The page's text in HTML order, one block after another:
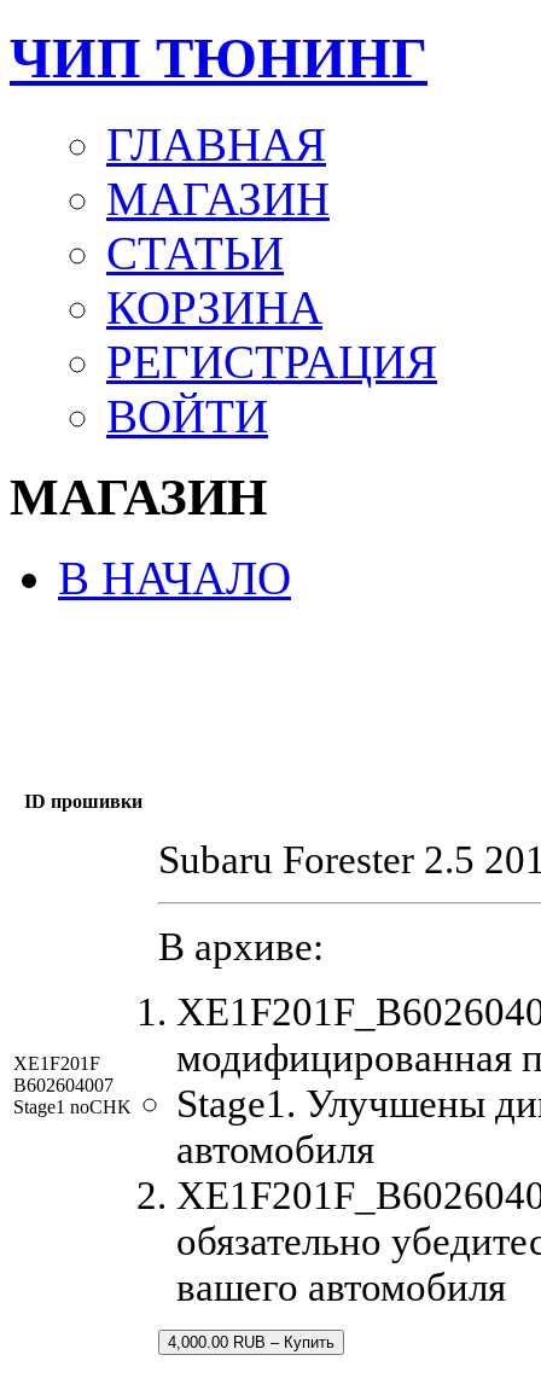
ЧИП ТЮНИНГ
ГЛАВНАЯ
МАГАЗИН
СТАТЬИ
КОРЗИНА
РЕГИСТРАЦИЯ
ВОЙТИ
МАГАЗИН
В НАЧАЛО
ID прошивки
XE1F201F
B602604007
Stage1 noCHK
Subaru Forester 2.5
В архиве:
модифицированная
Stage1. Улучшены
автомобиля
обязательно
вашего автомобиля
4,000.00 RUB – Купить